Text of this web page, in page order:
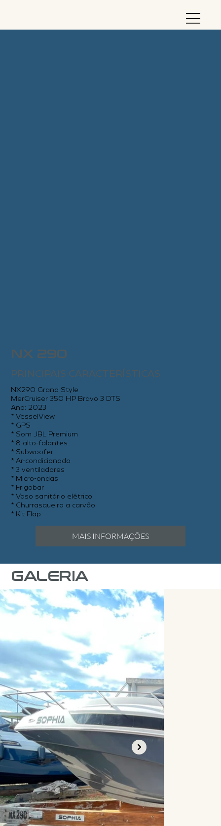
GALERIA
NX 290
PRINCIPAIS CARACTERÍSTICAS
NX290 Grand Style
MerCruiser 350 HP Bravo 3 DTS
Ano: 2023
* VesselView
* GPS
* Som JBL Premium
* 8 alto-falantes
* Subwoofer
* Ar-condicionado
* 3 ventiladores
* Micro-ondas
* Frigobar
* Vaso sanitário elétrico
* Churrasqueira a carvão
* Kit Flap
MAIS INFORMAÇÕES